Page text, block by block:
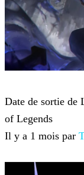
Date de sortie de
of Legends
Il y a 1 mois par